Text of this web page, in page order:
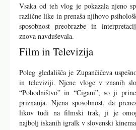
Vsaka od teh vlog je pokazala njeno
različne like in prenaša njihovo
sposobnost preobrazbe in
znova navduševala.
Film in Televizija
Poleg gledališča je Zupančičeva
in televiziji. Njene vloge v znanih
“Pohodništvo” in “Cigani”, so ji
priznanja. Njena sposobnost, da
likov tudi na filmski trak, ji je
najbolj iskanih igralk v slovenski